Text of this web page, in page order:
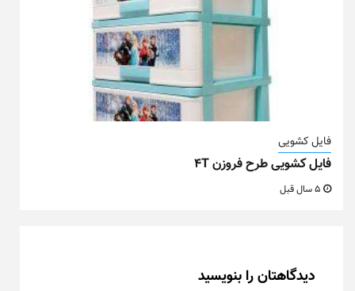
فایل کشویی
فایل کشویی طرح فروزن ۴T
دیدگاهتان را بنویسید